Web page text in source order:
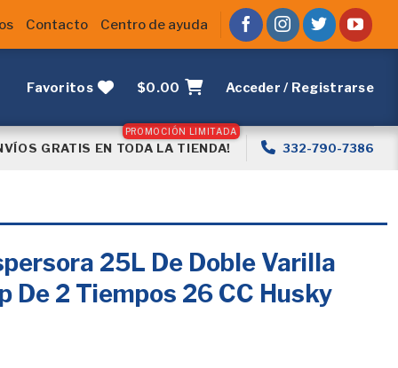
Contacto Centro de ayuda
Favoritos $0.00 Acceder / Registrarse
GRATIS EN TODA LA TIENDA! 332-790-7386
25L De Doble Varilla
De 2 Tiempos 26 CC Husky